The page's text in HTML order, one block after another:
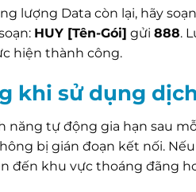
lượng Data còn lại, hãy
HUY [Tên-Gói] gửi 888.
hiện thành công.
khi sử dụng
năng tự động gia hạn sau
bị gián đoạn kết nối.
đến khu vực thoáng đãng